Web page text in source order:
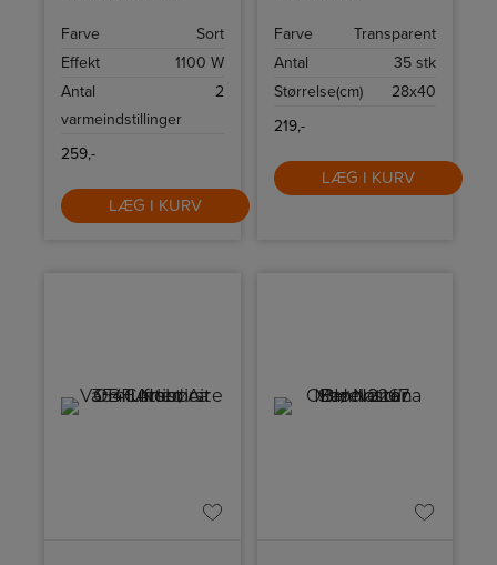
forskellige hastigheder.
Farve
Sort
Effekt
1100 W
Antal
varmeindstillinger
2
259,-
LÆG I KURV
Farve
Transparent
Antal
35 stk
Størrelse(cm)
28x40
219,-
LÆG I KURV